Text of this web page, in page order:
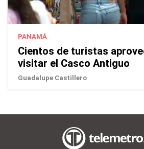
PANAMÁ
Cientos de turistas
visitar el Casco Antiguo
Guadalupe Castillero